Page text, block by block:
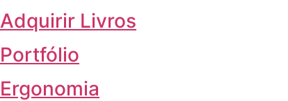
Adquirir Livros
Portfólio
Ergonomia